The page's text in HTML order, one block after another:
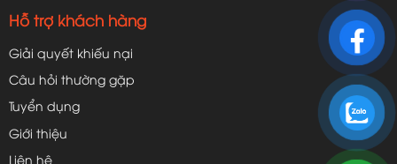
Hỗ trợ khách hàng
Giải quyết khiếu nại
Câu hỏi thường gặp
Tuyển dụng
Giới thiệu
Liên hệ